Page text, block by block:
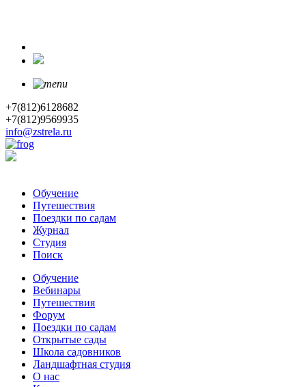
+7(812)6128682
+7(812)9569935
info@zstrela.ru
Обучение
Путешествия
Поездки по садам
Журнал
Студия
Поиск
Обучение
Вебинары
Путешествия
Форум
Поездки по садам
Открытые сады
Школа садовников
Ландшафтная студия
О нас